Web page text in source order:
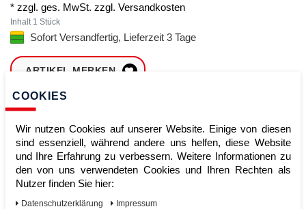
* zzgl. ges. MwSt. zzgl. Versandkosten
Inhalt 1 Stück
Sofort Versandfertig, Lieferzeit 3 Tage
ARTIKEL MERKEN
Sofort lieferbar
COOKIES
Wir nutzen Cookies auf unserer Website. Einige von diesen
sind essenziell, während andere uns helfen, diese Website
und Ihre Erfahrung zu verbessern. Weitere Informationen zu
den von uns verwendeten Cookies und Ihren Rechten als
Nutzer finden Sie hier:
Daten­schutz­erklärung Impressum